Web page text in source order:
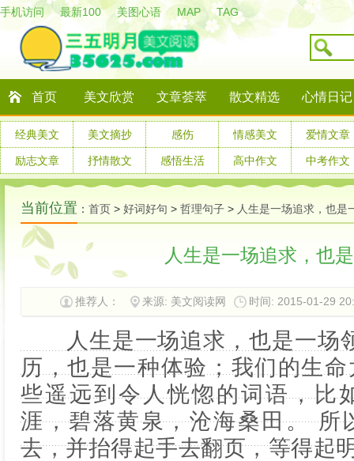
手机访问 最新100 美图心语 MAP TAG
首页 美文欣赏 文章荟萃 散文精选 心情日记
经典美文 美文摘抄 感伤 情感美文 爱情文章
励志文章 抒情散文 感悟生活 高中作文 中考作文
当前位置 ： 首页 > 好词好句 > 哲理句子 > 人生是一场追求，也是
人生是一场追求，也
推荐人： 来源: 美文阅读网 时间: 2015-01-29
人生是一场追求，也是一场
历，也是一种体验；我们的生
些遥远到令人恍惚的词语，比
涯，碧落黄泉，沧海桑田。 所
去，并抬得起手去翻页，等得起